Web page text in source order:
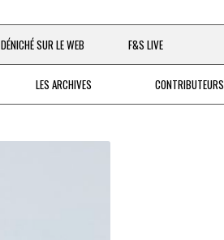
Aller
au
contenu
DÉNICHÉ SUR LE WEB F&S LIVE
LES ARCHIVES CONTRIBUTEURS